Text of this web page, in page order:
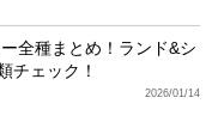
全種まとめ！ランド&シ
チェック！
2026/01/14